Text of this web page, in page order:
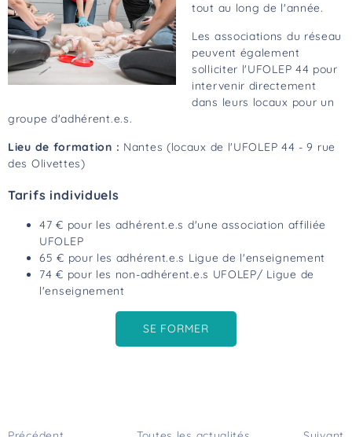
tout au long de l'année.
Les associations du réseau
peuvent également
solliciter l'UFOLEP 44 pour
intervenir directement
dans leurs locaux pour un
groupe d'adhérent.e.s.
Lieu de formation : Nantes (locaux de l'UFOLEP 44 - 9 rue
des Olivettes)
Tarifs individuels
47 € pour les adhérent.e.s d'une association affiliée
UFOLEP
65 € pour les adhérent.e.s Ligue de l'enseignement
74 € pour les non-adhérent.e.s UFOLEP/ Ligue de
l'enseignement
SE FORMER